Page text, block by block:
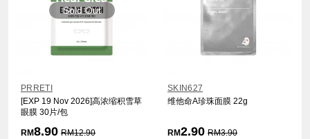
Sold Out
PRRETI
[EXP 19 Nov 2026]高浓缩积雪草
眼膜 30片/包
RM8.90 RM12.90
SKIN627
维他命A珍珠面膜 22g
RM2.90 RM3.90